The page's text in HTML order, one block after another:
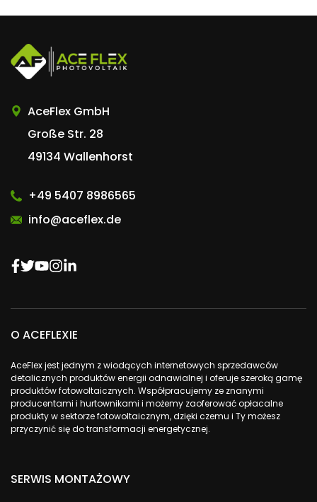
AceFlex GmbH
AceFlex GmbH
Große Str. 28
49134 Wallenhorst
+49 5407 8986565
info@aceflex.de
O ACEFLEXIE
AceFlex jest jednym z wiodących internetowych sprzedawców
detalicznych produktów energii odnawialnej i oferuje szeroką gamę
produktów fotowoltaicznych. Współpracujemy ze znanymi
producentami i hurtownikami i możemy zaoferować opłacalne
produkty w sektorze fotowoltaicznym, dzięki czemu i Ty możesz
przyczynić się do transformacji energetycznej.
SERWIS MONTAŻOWY